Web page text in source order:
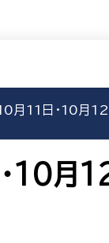
10月11日・10月
・10月